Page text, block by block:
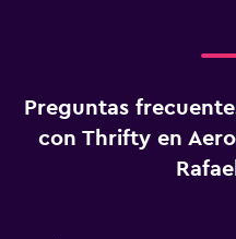
Preguntas
con Thrifty en